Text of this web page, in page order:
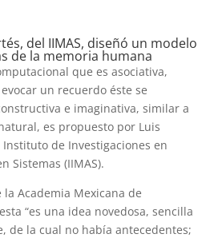
del IIMAS, diseñó un modelo
de la memoria humana
que es asociativa,
un recuerdo éste se
e imaginativa, similar a
es propuesto por Luis
de Investigaciones en
Sistemas (IIMAS).
Academia Mexicana de
“es una idea novedosa, sencilla
de la cual no había antecedentes;